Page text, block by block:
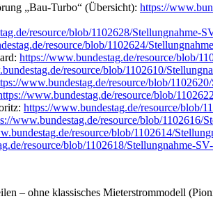
„Bau-Turbo“ (Übersicht): https://
resource/blob/1102628/Stellungnahme-
resource/blob/1102624/
https://www.bundestag.de/resource/blob/
resource/blob/1102610/
www.bundestag.de/resource/blob/
www.bundestag.de/resource/blob/
https://www.bundestag.de/resource/blob/
www.bundestag.de/resource/blob/1102616/
resource/blob/1102614/
resource/blob/1102618/Stellungnahme-
– ohne klassisches Mieterstrommodell